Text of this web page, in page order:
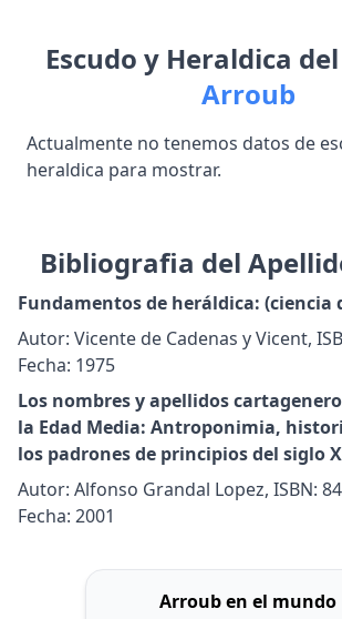
Escudo y Heraldica
Arroub
Actualmente no tenemos datos de
heraldica para mostrar.
Bibliografia del
Fundamentos de heráldica: (ciencia
Autor: Vicente de Cadenas y Vicent,
Fecha: 1975
Los nombres y apellidos
la Edad Media: Antroponimia,
los padrones de principios del siglo
Autor: Alfonso Grandal Lopez, ISBN:
Fecha: 2001
Arroub en el mundo